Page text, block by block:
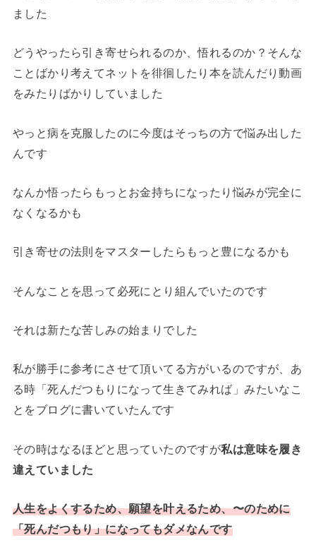
ました
どうやったら引き寄せられるのか、悟れるのか？そんな
ことばかり考えてネットを徘徊したり本を読んだり動画
をみたりばかりしていました
やっと病を克服したのに今度はそっちの方で悩み出した
んです
なんか悟ったらもっとお金持ちになったり悩みが完全に
なくなるかも
引き寄せの法則をマスターしたらもっと豊になるかも
そんなことを思って必死にとり組んでいたのです
それは新たな苦しみの始まりでした
私が勝手に参考にさせて頂いてる方がいるのですが、あ
る時「死んだつもりになって生きてみれば」みたいなこ
とをブログに書いていたんです
その時はなるほどと思っていたのですが私は意味を履き
違えていました
人生をよくするため、願望を叶えるため、〜のために
「死んだつもり」になってもダメなんです